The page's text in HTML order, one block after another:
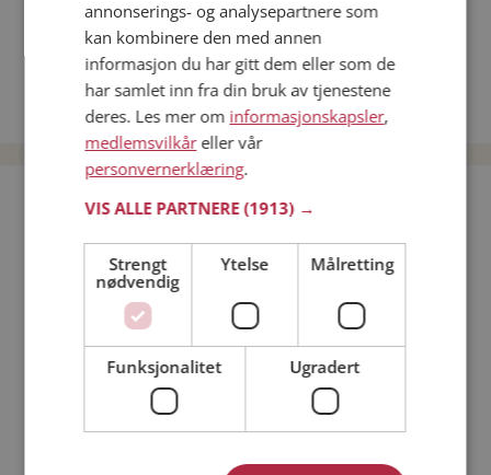
Date menn i Norge
Date kvinner i Norge
Bli medlem gratis!
Jeg er en: Mann Kvinne
Min alder:
annonserings- og analysepartnere som
kan kombinere den med annen
informasjon du har gitt dem eller som de
har samlet inn fra din bruk av tjenestene
deres. Les mer om informasjonskapsler,
medlemsvilkåreller vår
personvernerklæring.
VIS ALLE PARTNERE(1913) →
Strengt
nødvendig
Ytelse Målretting
Funksjonalitet Ugradert